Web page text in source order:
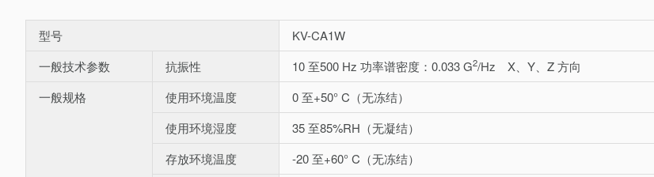
型号
KV-CA1W
一般技术参数
抗振性 10 至500 Hz 功率谱密度：0.033 G2/Hz X、Y、Z 方向
一般规格
使用环境温度
0 至+50° C（无冻结）
使用环境湿度
35 至85%RH（无凝结）
存放环境温度
-20 至+60° C（无冻结）